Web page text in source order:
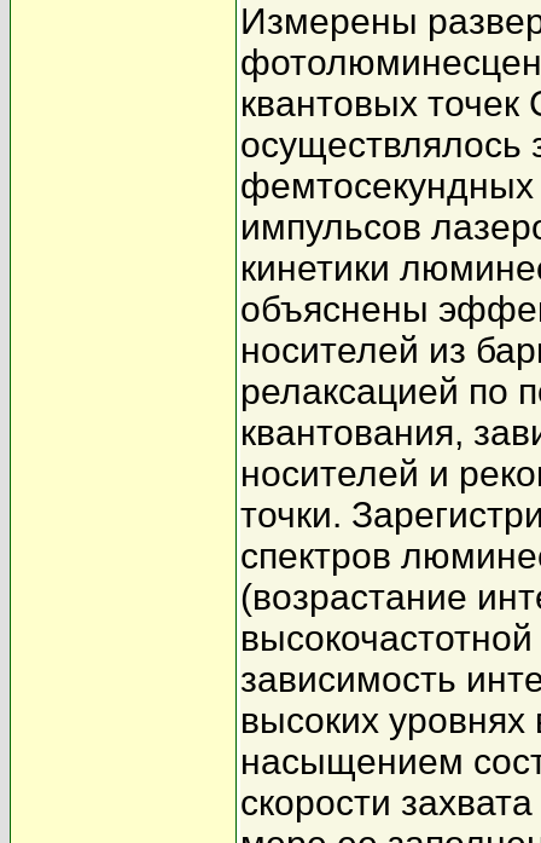
Измерены
квантовых
осуществлялось
импульсов
кинетики
объяснены
носителей из
релаксацией по
квантования,
носителей и
точки.
спектров
(возрастание
зависимость
высоких
насыщением
скорости